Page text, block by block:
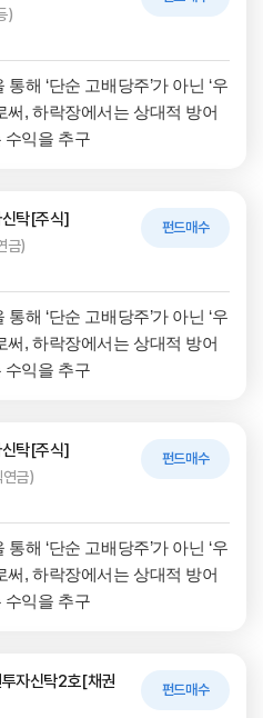
)
해 ‘단순 고배당주’가 아닌 ‘우
써, 하락장에서는 상대적 방어
수익을 추구
탁[주식]
금)
해 ‘단순 고배당주’가 아닌 ‘우
써, 하락장에서는 상대적 방어
수익을 추구
펀드매수
탁[주식]
금)
해 ‘단순 고배당주’가 아닌 ‘우
써, 하락장에서는 상대적 방어
수익을 추구
펀드매수
자신탁2호[채권
펀드매수